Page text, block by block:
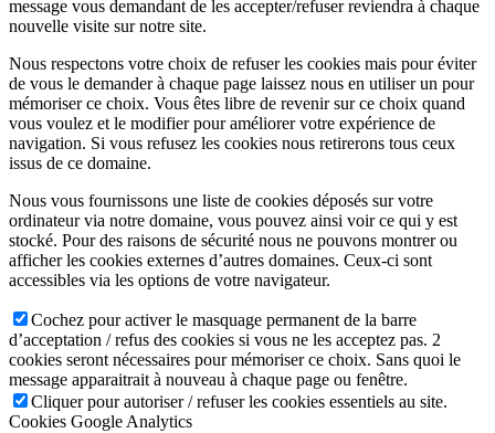
message vous demandant de les accepter/refuser reviendra à chaque
nouvelle visite sur notre site.
Nous respectons votre choix de refuser les cookies mais pour éviter
de vous le demander à chaque page laissez nous en utiliser un pour
mémoriser ce choix. Vous êtes libre de revenir sur ce choix quand
vous voulez et le modifier pour améliorer votre expérience de
navigation. Si vous refusez les cookies nous retirerons tous ceux
issus de ce domaine.
Nous vous fournissons une liste de cookies déposés sur votre
ordinateur via notre domaine, vous pouvez ainsi voir ce qui y est
stocké. Pour des raisons de sécurité nous ne pouvons montrer ou
afficher les cookies externes d’autres domaines. Ceux-ci sont
accessibles via les options de votre navigateur.
Cochez pour activer le masquage permanent de la barre
d’acceptation / refus des cookies si vous ne les acceptez pas. 2
cookies seront nécessaires pour mémoriser ce choix. Sans quoi le
message apparaitrait à nouveau à chaque page ou fenêtre.
Cliquer pour autoriser / refuser les cookies essentiels au site.
Cookies Google Analytics